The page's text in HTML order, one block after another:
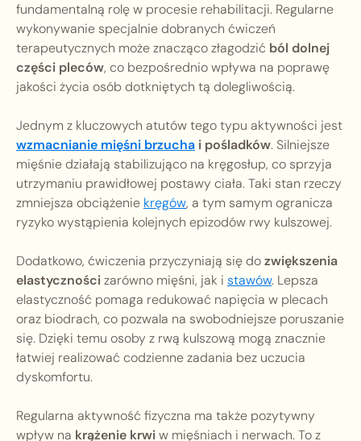
fundamentalną rolę w procesie rehabilitacji. Regularne
wykonywanie specjalnie dobranych ćwiczeń
terapeutycznych może znacząco złagodzić ból dolnej
części pleców, co bezpośrednio wpływa na poprawę
jakości życia osób dotkniętych tą dolegliwością.
Jednym z kluczowych atutów tego typu aktywności jest
wzmacnianie mięśni brzucha i pośladków. Silniejsze
mięśnie działają stabilizująco na kręgosłup, co sprzyja
utrzymaniu prawidłowej postawy ciała. Taki stan rzeczy
zmniejsza obciążenie kręgów, a tym samym ogranicza
ryzyko wystąpienia kolejnych epizodów rwy kulszowej.
Dodatkowo, ćwiczenia przyczyniają się dozwiększenia
elastycznościzarówno mięśni, jak i stawów. Lepsza
elastyczność pomaga redukować napięcia w plecach
oraz biodrach, co pozwala na swobodniejsze poruszanie
się. Dzięki temu osoby z rwą kulszową mogą znacznie
łatwiej realizować codzienne zadania bez uczucia
dyskomfortu.
Regularna aktywność fizyczna ma także pozytywny
wpływ na krążenie krwiw mięśniach i nerwach. To z